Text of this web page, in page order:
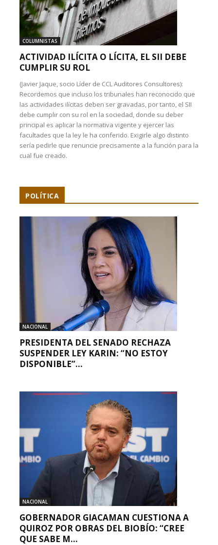
COLUMNISTAS
ACTIVIDAD ILÍCITA O LÍCITA, EL SII DEBE
CUMPLIR SU ROL
(Javier Jaque, socio Líder de CCL Auditores Consultores):
Recordemos que incluso los tribunales han reconocido que
las actividades ilícitas deben ser gravadas, por tanto, el SII
debe cumplir con su rol en la sociedad, donde su deber
principal es aplicar la normativa vigente y ejercer las
facultades que la ley le ha conferido. Exigirle algo distinto
sería pedirle que renuncie precisamente a la función para la
cual fue creado.
POLÍTICA
NACIONAL
PRESIDENTA DEL SENADO RECHAZA
SUSPENDER LEY KARIN: “NO ESTOY
DISPONIBLE”...
NACIONAL
GOBERNADOR GIACAMAN CUESTIONA A
QUIROZ POR OBRAS DEL BIOBÍO: “CREE
QUE SABE M...